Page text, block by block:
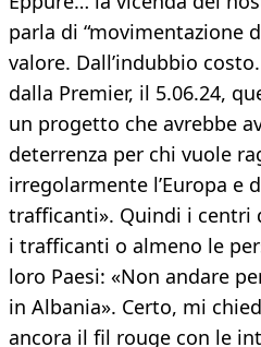
parla di “movimentazione
valore. Dall’indubbio
dalla Premier, il 5.06.24,
un progetto che avrebbe
deterrenza per chi vuole
irregolarmente l’Europa e
trafficanti». Quindi i centri
i trafficanti o almeno le
loro Paesi: «Non andare
in Albania». Certo, mi
ancora il fil rouge con le